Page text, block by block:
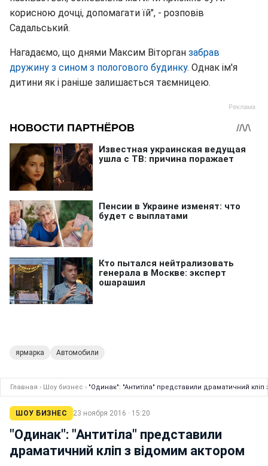
корисною дочці, допомагати їй", - розповів
Садальський.
Нагадаємо, що днями Максим Віторган забрав
дружину з сином з пологового будинку. Однак ім'я
дитини як і раніше залишається таємницею.
ярмарка Автомобили
Главная › Шоу бизнес › "Одинак": "Антитіла" представили драматичний
ШОУ БИЗНЕС 23 ноября 2016 · 15:20
"Одинак": "Антитіла" представили
драматичний кліп з відомим актором